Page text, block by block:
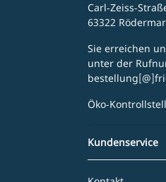
Carl-Zeiss-
63322
Sie erreichen
unter der
Öko-
Kundenservice